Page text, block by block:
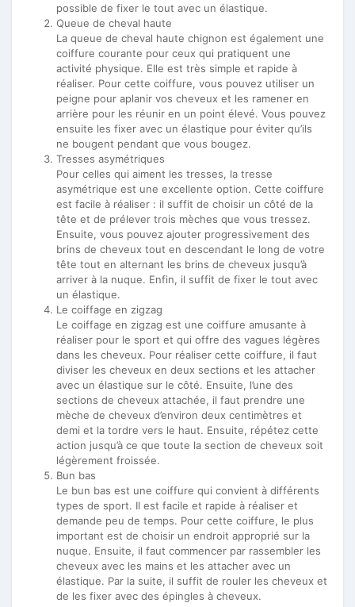
possible de fixer le tout avec un élastique.
Queue de cheval haute
La queue de cheval haute chignon est également une
coiffure courante pour ceux qui pratiquent une
activité physique. Elle est très simple et rapide à
réaliser. Pour cette coiffure, vous pouvez utiliser un
peigne pour aplanir vos cheveux et les ramener en
arrière pour les réunir en un point élevé. Vous pouvez
ensuite les fixer avec un élastique pour éviter qu’ils
ne bougent pendant que vous bougez.
Tresses asymétriques
Pour celles qui aiment les tresses, la tresse
asymétrique est une excellente option. Cette coiffure
est facile à réaliser : il suffit de choisir un côté de la
tête et de prélever trois mèches que vous tressez.
Ensuite, vous pouvez ajouter progressivement des
brins de cheveux tout en descendant le long de votre
tête tout en alternant les brins de cheveux jusqu’à
arriver à la nuque. Enfin, il suffit de fixer le tout avec
un élastique.
Le coiffage en zigzag
Le coiffage en zigzag est une coiffure amusante à
réaliser pour le sport et qui offre des vagues légères
dans les cheveux. Pour réaliser cette coiffure, il faut
diviser les cheveux en deux sections et les attacher
avec un élastique sur le côté. Ensuite, l’une des
sections de cheveux attachée, il faut prendre une
mèche de cheveux d’environ deux centimètres et
demi et la tordre vers le haut. Ensuite, répétez cette
action jusqu’à ce que toute la section de cheveux soit
légèrement froissée.
Bun bas
Le bun bas est une coiffure qui convient à différents
types de sport. Il est facile et rapide à réaliser et
demande peu de temps. Pour cette coiffure, le plus
important est de choisir un endroit approprié sur la
nuque. Ensuite, il faut commencer par rassembler les
cheveux avec les mains et les attacher avec un
élastique. Par la suite, il suffit de rouler les cheveux et
de les fixer avec des épingles à cheveux.